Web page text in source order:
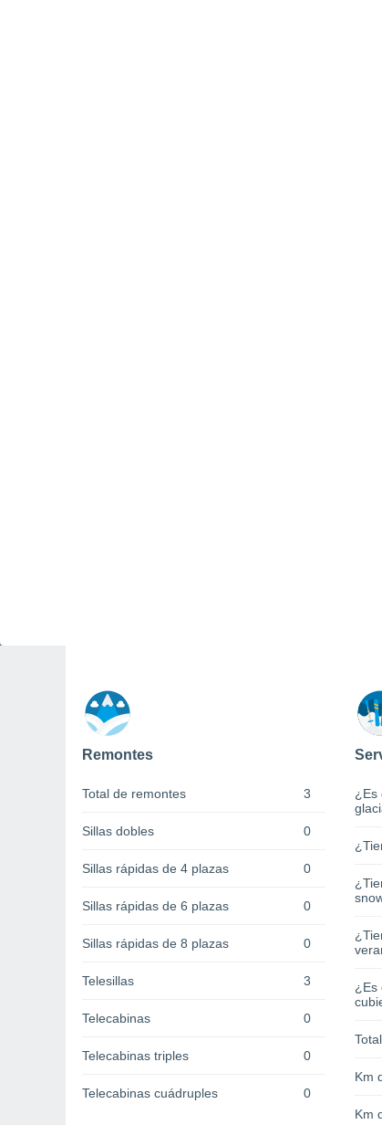
Remontes
Total de remontes 3
Sillas dobles 0
Sillas rápidas de 4 plazas 0
Sillas rápidas de 6 plazas 0
Sillas rápidas de 8 plazas 0
Telesillas 3
Telecabinas 0
Telecabinas triples 0
Telecabinas cuádruples 0
¿Es
¿Es
Km
Km